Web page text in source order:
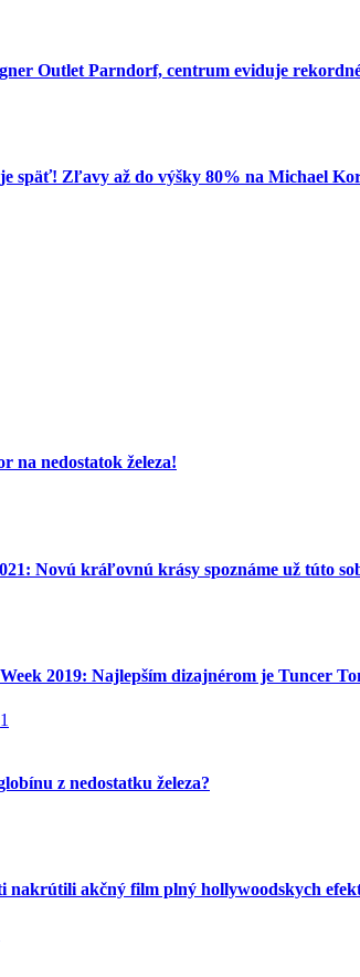
Outlet Parndorf, centrum eviduje
späť! Zľavy až do výšky 80% na Michael
na nedostatok železa!
Novú kráľovnú krásy spoznáme už túto
2019: Najlepším dizajnérom je Tuncer
1
z nedostatku železa?
nakrútili akčný film plný hollywoodskych